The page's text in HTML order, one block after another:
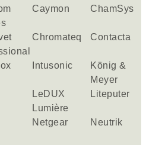
Caymon ChamSys
Chromateq Contacta
Intusonic
König &
Meyer
LeDUX
Lumière
Liteputer
Netgear Neutrik